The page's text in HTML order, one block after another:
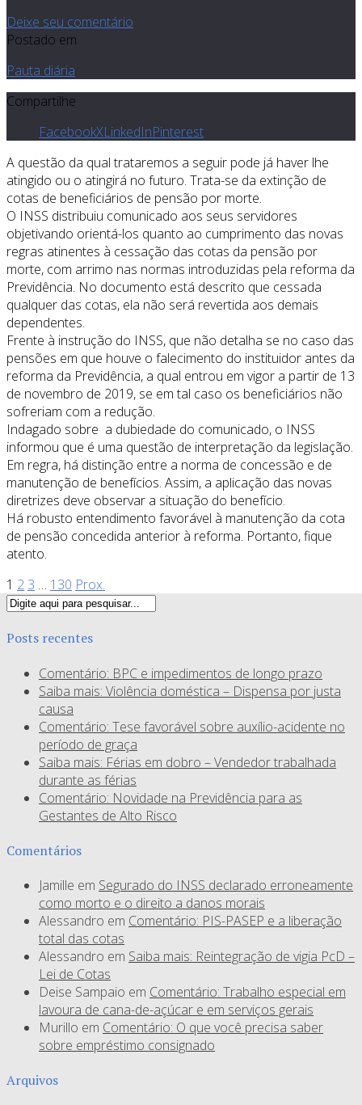
Deixe seu comentário
Postado em
Pauta diária
Compartilhe
FacebookXLinkedInPinterest
A questão da qual trataremos a seguir pode já haver lhe
atingido ou o atingirá no futuro. Trata-se da extinção de
cotas de beneficiários de pensão por morte.
O INSS distribuiu comunicado aos seus servidores
objetivando orientá-los quanto ao cumprimento das novas
regras atinentes à cessação das cotas da pensão por
morte, com arrimo nas normas introduzidas pela reforma da
Previdência. No documento está descrito que cessada
qualquer das cotas, ela não será revertida aos demais
dependentes.
Frente à instrução do INSS, que não detalha se no caso das
pensões em que houve o falecimento do instituidor antes da
reforma da Previdência, a qual entrou em vigor a partir de 13
de novembro de 2019, se em tal caso os beneficiários não
sofreriam com a redução.
Indagado sobre a dubiedade do comunicado, o INSS
informou que é uma questão de interpretação da legislação.
Em regra, há distinção entre a norma de concessão e de
manutenção de benefícios. Assim, a aplicação das novas
diretrizes deve observar a situação do benefício.
Há robusto entendimento favorável à manutenção da cota
de pensão concedida anterior à reforma. Portanto, fique
atento.
1 2 3 … 130 Prox.
Posts recentes
Comentário: BPC e impedimentos de longo prazo
Saiba mais: Violência doméstica – Dispensa por justa
causa
Comentário: Tese favorável sobre auxílio-acidente no
período de graça
Saiba mais: Férias em dobro – Vendedor trabalhada
durante as férias
Comentário: Novidade na Previdência para as
Gestantes de Alto Risco
Comentários
Jamille em Segurado do INSS declarado erroneamente
como morto e o direito a danos morais
Alessandro em Comentário: PIS-PASEP e a liberação
total das cotas
Alessandro em Saiba mais: Reintegração de vigia PcD –
Lei de Cotas
Deise Sampaio em Comentário: Trabalho especial em
lavoura de cana-de-açúcar e em serviços gerais
Murillo em Comentário: O que você precisa saber
sobre empréstimo consignado
Arquivos